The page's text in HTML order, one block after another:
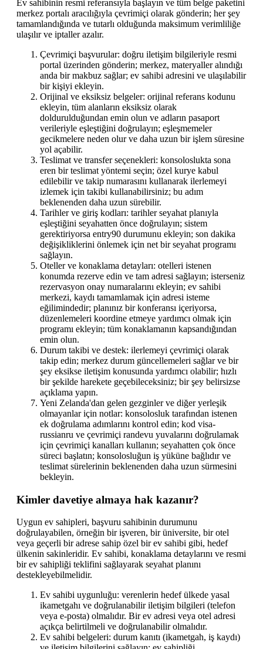
Ev sahibinin resmi referansıyla başlayın ve tüm belge paketini
merkez portalı aracılığıyla çevrimiçi olarak gönderin; her şey
tamamlandığında ve tutarlı olduğunda maksimum verimliliğe
ulaşılır ve iptaller azalır.
Çevrimiçi başvurular: doğru iletişim bilgileriyle resmi
portal üzerinden gönderin; merkez, materyaller alındığı
anda bir makbuz sağlar; ev sahibi adresini ve ulaşılabilir
bir kişiyi ekleyin.
Orijinal ve eksiksiz belgeler: orijinal referans kodunu
ekleyin, tüm alanların eksiksiz olarak
doldurulduğundan emin olun ve adların pasaport
verileriyle eşleştiğini doğrulayın; eşleşmemeler
gecikmelere neden olur ve daha uzun bir işlem süresine
yol açabilir.
Teslimat ve transfer seçenekleri: konsoloslukta sona
eren bir teslimat yöntemi seçin; özel kurye kabul
edilebilir ve takip numarasını kullanarak ilerlemeyi
izlemek için takibi kullanabilirsiniz; bu adım
beklenenden daha uzun sürebilir.
Tarihler ve giriş kodları: tarihler seyahat planıyla
eşleştiğini seyahatten önce doğrulayın; sistem
gerektiriyorsa entry90 durumunu ekleyin; son dakika
değişikliklerini önlemek için net bir seyahat programı
sağlayın.
Oteller ve konaklama detayları: otelleri istenen
konumda rezerve edin ve tam adresi sağlayın; isterseniz
rezervasyon onay numaralarını ekleyin; ev sahibi
merkezi, kaydı tamamlamak için adresi isteme
eğilimindedir; planınız bir konferansı içeriyorsa,
düzenlemeleri koordine etmeye yardımcı olmak için
programı ekleyin; tüm konaklamanın kapsandığından
emin olun.
Durum takibi ve destek: ilerlemeyi çevrimiçi olarak
takip edin; merkez durum güncellemeleri sağlar ve bir
şey eksikse iletişim konusunda yardımcı olabilir; hızlı
bir şekilde harekete geçebileceksiniz; bir şey belirsizse
açıklama yapın.
Yeni Zelanda'dan gelen gezginler ve diğer yerleşik
olmayanlar için notlar: konsolosluk tarafından istenen
ek doğrulama adımlarını kontrol edin; kod visa-
russianru ve çevrimiçi randevu yuvalarını doğrulamak
için çevrimiçi kanalları kullanın; seyahatten çok önce
süreci başlatın; konsolosluğun iş yüküne bağlıdır ve
teslimat sürelerinin beklenenden daha uzun sürmesini
bekleyin.
Kimler davetiye almaya hak kazanır?
Uygun ev sahipleri, başvuru sahibinin durumunu
doğrulayabilen, örneğin bir işveren, bir üniversite, bir otel
veya geçerli bir adrese sahip özel bir ev sahibi gibi, hedef
ülkenin sakinleridir. Ev sahibi, konaklama detaylarını ve resmi
bir ev sahipliği teklifini sağlayarak seyahat planını
destekleyebilmelidir.
Ev sahibi uygunluğu: verenlerin hedef ülkede yasal
ikametgahı ve doğrulanabilir iletişim bilgileri (telefon
veya e-posta) olmalıdır. Bir ev adresi veya otel adresi
açıkça belirtilmeli ve doğrulanabilir olmalıdır.
Ev sahibi belgeleri: durum kanıtı (ikametgah, iş kaydı)